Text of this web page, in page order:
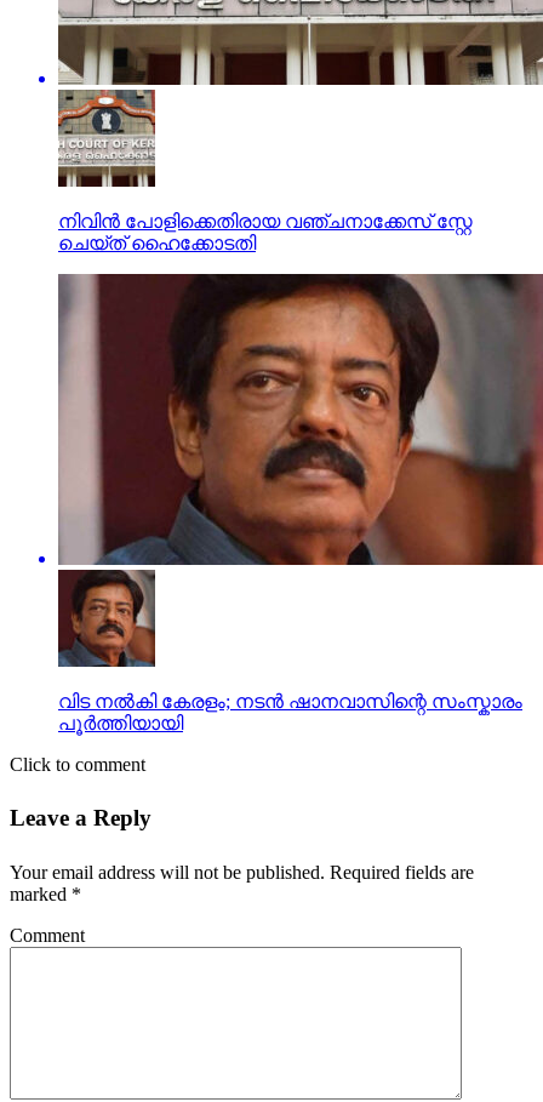
നിവിന്‍ പോളിക്കെതിരായ വഞ്ചനാക്കേസ് സ്റ്റേ
ചെയ്ത് ഹൈക്കോടതി
വിട നല്‍കി കേരളം; നടൻ ഷാനവാസിന്റെ സംസ്കാരം
പൂർത്തിയായി
Click to comment
Leave a Reply
Your email address will not be published. Required fields are
marked *
Comment